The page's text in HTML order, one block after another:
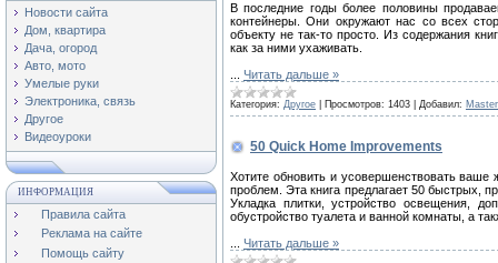
Новости сайта
Дом, квартира
Дача, огород
Авто, мото
Умелые руки
Электроника, связь
Другое
Видеоуроки
ИНФОРМАЦИЯ
Правила сайта
Реклама на сайте
Помощь сайту
В последние годы более половины
контейнеры. Они окружают нас со всех
объекту не так-то просто. Из содержания
как за ними ухаживать.
Читать дальше »
Категория: Другое Просмотров: 1403 Добавил:
50 Quick Home Improvements
Хотите обновить и усовершенствовать
проблем. Эта книга предлагает 50 быстрых,
Укладка плитки, устройство освещения,
обустройство туалета и ванной комнаты, а
Читать дальше »